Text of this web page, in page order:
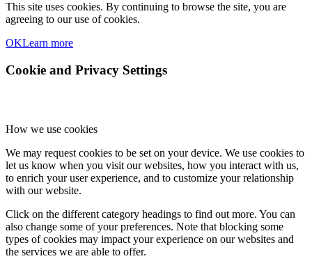
This site uses cookies. By continuing to browse the site, you are
agreeing to our use of cookies.
OKLearn more
Cookie and Privacy Settings
How we use cookies
We may request cookies to be set on your device. We use cookies to
let us know when you visit our websites, how you interact with us,
to enrich your user experience, and to customize your relationship
with our website.
Click on the different category headings to find out more. You can
also change some of your preferences. Note that blocking some
types of cookies may impact your experience on our websites and
the services we are able to offer.